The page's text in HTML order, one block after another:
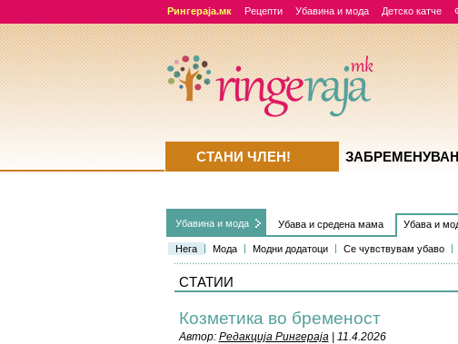
Рингераја.мк Рецепти Убавина и мода Детско катче
Убавина и мода Убава и средена мама Убава и
Нега Мода Модни додатоци Се чувствувам убаво
СТАТИИ
Козметика во бременост
Автор: Редакција Рингераја| 11.4.2026
СТАНИ ЧЛЕН!